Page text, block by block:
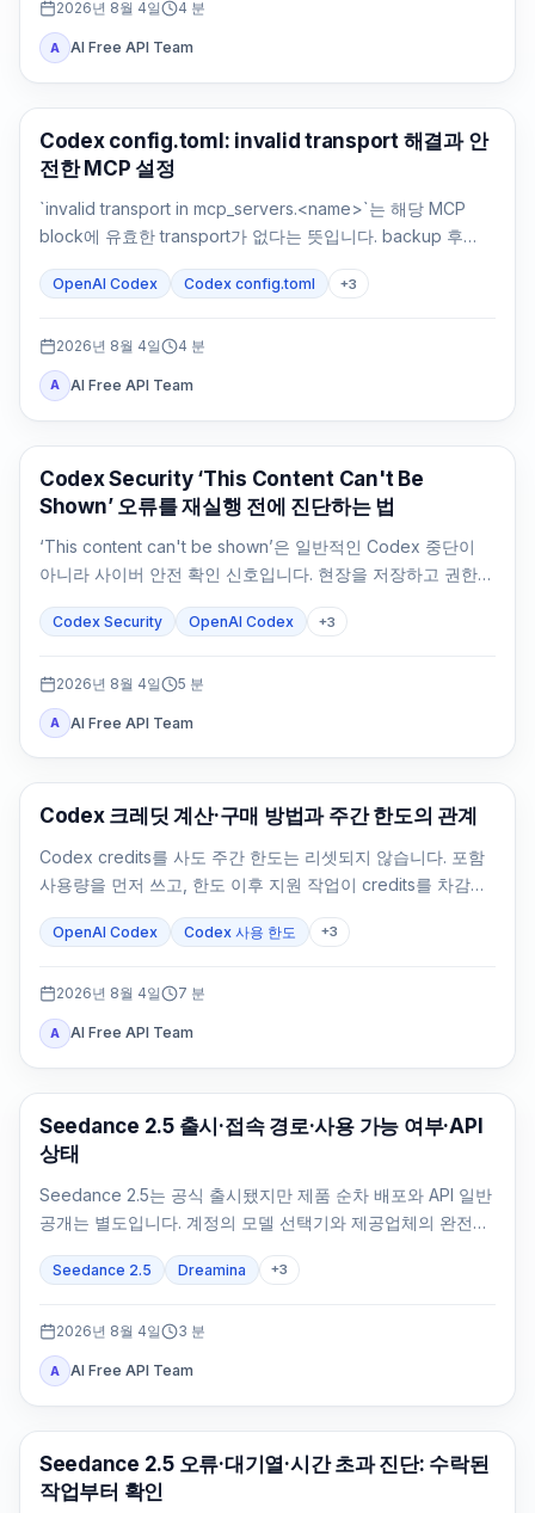
2026년 8월 4일 4 분
A AI Free API Team
AI 개발 도구
Codex config.toml: invalid transport 해결과 안
전한 MCP 설정
`invalid transport in mcp_servers.<name>`는 해당 MCP
block에 유효한 transport가 없다는 뜻입니다. backup 후
하세요.
OpenAI Codex Codex config.toml +3
2026년 8월 4일 4 분
A AI Free API Team
OpenAI Codex
Codex Security ‘This Content Can't Be
Shown’ 오류를 재실행 전에 진단하는 법
‘This content can't be shown’은 일반적인 Codex 중단이
아니라 사이버 안전 확인 신호입니다. 현장을 저장하고 권한을
Codex Security OpenAI Codex +3
2026년 8월 4일 5 분
A AI Free API Team
AI Development Tools
Codex 크레딧 계산·구매 방법과 주간 한도의 관계
Codex credits를 사도 주간 한도는 리셋되지 않습니다. 포함
사용량을 먼저 쓰고, 한도 이후 지원 작업이 credits를 차감합
OpenAI Codex Codex 사용 한도 +3
2026년 8월 4일 7 분
A AI Free API Team
AI Video Generation
Seedance 2.5 출시·접속 경로·사용 가능 여부·API
상태
Seedance 2.5는 공식 출시됐지만 제품 순차 배포와 API 일반
공개는 별도입니다. 계정의 모델 선택기와 제공업체의 완전한
Seedance 2.5 Dreamina +3
2026년 8월 4일 3 분
A AI Free API Team
AI 비디오 생성
Seedance 2.5 오류·대기열·시간 초과 진단: 수락된
작업부터 확인